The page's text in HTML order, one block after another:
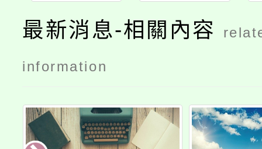
最新消息-相關內容
information